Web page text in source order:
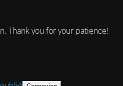
Thank you for your patience!